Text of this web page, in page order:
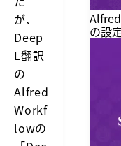
が、
Deep
L翻訳
の
Alfred
Workf
lowの
の設